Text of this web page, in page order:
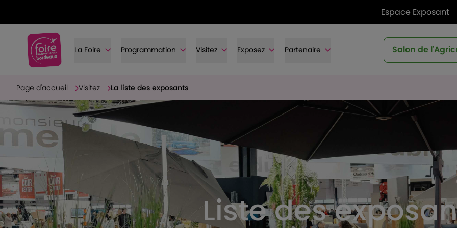
Espace Exposant
La Foire Programmation Visitez Exposez Partenaire Salon de
Page d'accueil Visitez La liste des exposants
Liste des